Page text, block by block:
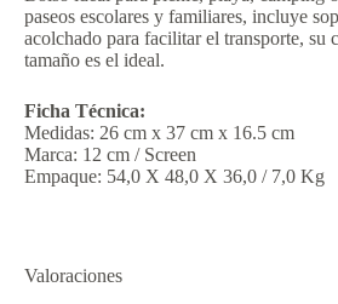
paseos escolares y familiares, incluye
acolchado para facilitar el transporte, su
tamaño es el ideal.
Ficha Técnica:
Medidas: 26 cm x 37 cm x 16.5 cm
Marca: 12 cm / Screen
Empaque: 54,0 X 48,0 X 36,0 / 7,0 Kg
Valoraciones